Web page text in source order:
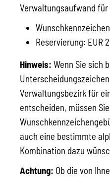
Verwaltungsaufwand für
Reservierung: EUR
Hinweis: Wenn Sie sich
Verwaltungsbezirk für
entscheiden, müssen
auch eine bestimmte
Kombination dazu
Achtung: Ob die von